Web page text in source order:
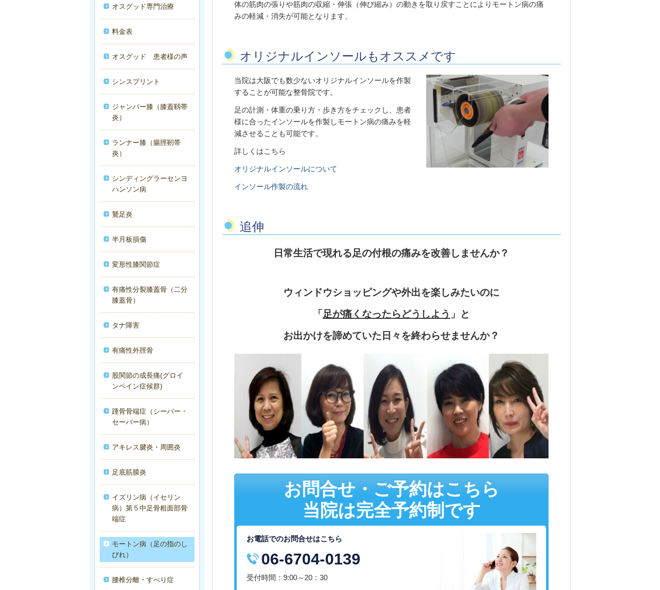
体の筋肉の張りや筋肉の収縮・伸張（伸び縮み）の動きを取り戻すことによりモートン病の痛
みの軽減・消失が可能となります。
オリジナルインソールもオススメです
当院は大阪でも数少ないオリジナルインソールを作製
することが可能な整骨院です。
足の計測・体重の乗り方・歩き方をチェックし、患者
様に合ったインソールを作製しモートン病の痛みを軽
減させることも可能です。
詳しくはこちら
オリジナルインソールについて
インソール作製の流れ
追伸
日常生活で現れる足の付根の痛みを改善しませんか？
ウィンドウショッピングや外出を楽しみたいのに
「 足が痛くなったらどうしよう 」と
お出かけを諦めていた日々を終わらせませんか？
お問合せ・ご予約はこちら
当院は完全予約制です
お電話でのお問合せはこちら
06-6704-0139
受付時間：9:00～20：30
オスグッド専門治療
料金表
オスグッド 患者様の声
シンスプリント
ジャンパー膝（膝蓋靱帯
炎）
ランナー膝（腸脛靭帯
炎）
シンディングラーセンヨ
ハンソン病
鵞足炎
半月板損傷
変形性膝関節症
有痛性分裂膝蓋骨（二分
膝蓋骨）
タナ障害
有痛性外脛骨
股関節の成長痛(グロイ
ンペイン症候群)
踵骨骨端症（シーバー・
セーバー病）
アキレス腱炎・周囲炎
足底筋膜炎
イズリン病（イセリン
病）第５中足骨粗面部骨
端症
モートン病（足の指のし
びれ）
腰椎分離・すべり症